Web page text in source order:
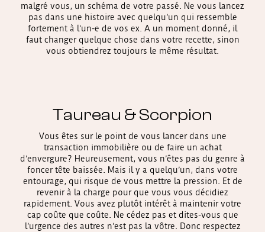
malgré vous, un schéma de votre passé. Ne vous lancez
pas dans une histoire avec quelqu’un qui ressemble
fortement à l’un-e de vos ex. A un moment donné, il
faut changer quelque chose dans votre recette, sinon
vous obtiendrez toujours le même résultat.
Taureau & Scorpion
Vous êtes sur le point de vous lancer dans une
transaction immobilière ou de faire un achat
d’envergure? Heureusement, vous n’êtes pas du genre à
foncer tête baissée. Mais il y a quelqu’un, dans votre
entourage, qui risque de vous mettre la pression. Et de
revenir à la charge pour que vous vous décidiez
rapidement. Vous avez plutôt intérêt à maintenir votre
cap coûte que coûte. Ne cédez pas et dites-vous que
l’urgence des autres n’est pas la vôtre. Donc respectez